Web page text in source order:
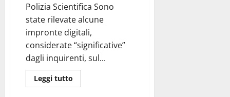
Polizia Scientifica Sono
state rilevate alcune
impronte digitali,
considerate “significative”
dagli inquirenti, sul...
Leggi tutto